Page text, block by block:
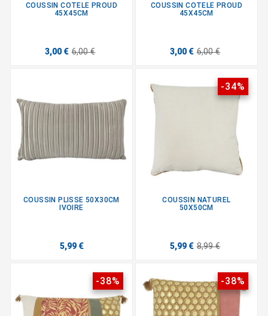
COUSSIN COTELE PROUD
45X45CM
3,00 € 6,00 €
COUSSIN COTELE PROUD
45X45CM
3,00 € 6,00 €
COUSSIN PLISSE 50X30CM
IVOIRE
5,99 €
-34%
COUSSIN NATUREL
50X50CM
5,99 € 8,99 €
-38% -38%